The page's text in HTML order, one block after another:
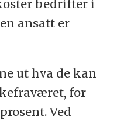
bedrifter i
ansatt er
ut hva de kan
for
Ved